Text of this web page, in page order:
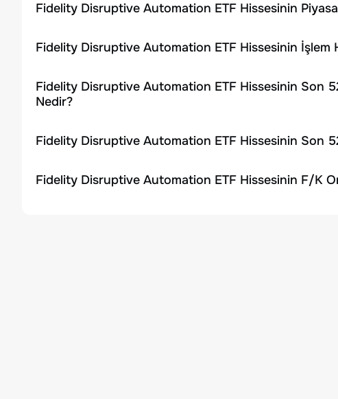
Fidelity Disruptive Automation ETF Hissesinin
Fidelity Disruptive Automation ETF Hissesinin İşlem
Fidelity Disruptive Automation ETF Hissesinin Son
Nedir?
Fidelity Disruptive Automation ETF Hissesinin Son
Fidelity Disruptive Automation ETF Hissesinin F/K